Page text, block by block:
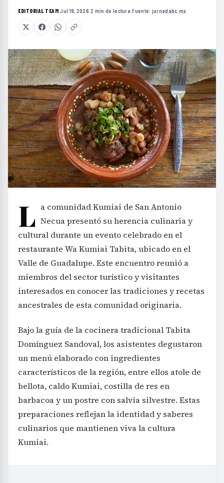
EDITORIAL TEAM·Jul 19, 2026·2 min de lectura·Fuente: jornadabc.mx
L a comunidad Kumiai de San Antonio
Necua presentó su herencia culinaria y
cultural durante un evento celebrado en el
restaurante Wa Kumiai Tabita, ubicado en el
Valle de Guadalupe. Este encuentro reunió a
miembros del sector turístico y visitantes
interesados en conocer las tradiciones y recetas
ancestrales de esta comunidad originaria.
Bajo la guía de la cocinera tradicional Tabita
Domínguez Sandoval, los asistentes degustaron
un menú elaborado con ingredientes
característicos de la región, entre ellos atole de
bellota, caldo Kumiai, costilla de res en
barbacoa y un postre con salvia silvestre. Estas
preparaciones reflejan la identidad y saberes
culinarios que mantienen viva la cultura
Kumiai.